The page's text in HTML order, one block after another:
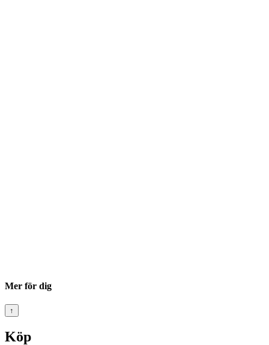
Mer för dig
↑
Köp